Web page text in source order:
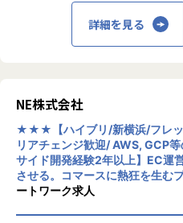
インフラ（AWS）の専門性
ン層の課題にも垣根なくアプロ
現場の課題を自ら設計し、
き込んで改善を進めるリーダー
・マネジメントへの接続：
今回の募集では、現場での
ジニアリングマネージャーとし
る想定です。
技術と組織の両面で高いプ
を歓迎します。
詳細を見る
NE株式会社
★★★【ハイブリ/新横浜/フレッ
リアチェンジ歓迎/ AWS, GCP
サイド開発経験2年以上】EC運
させる。コマースに熱狂を生む
ートワーク求人